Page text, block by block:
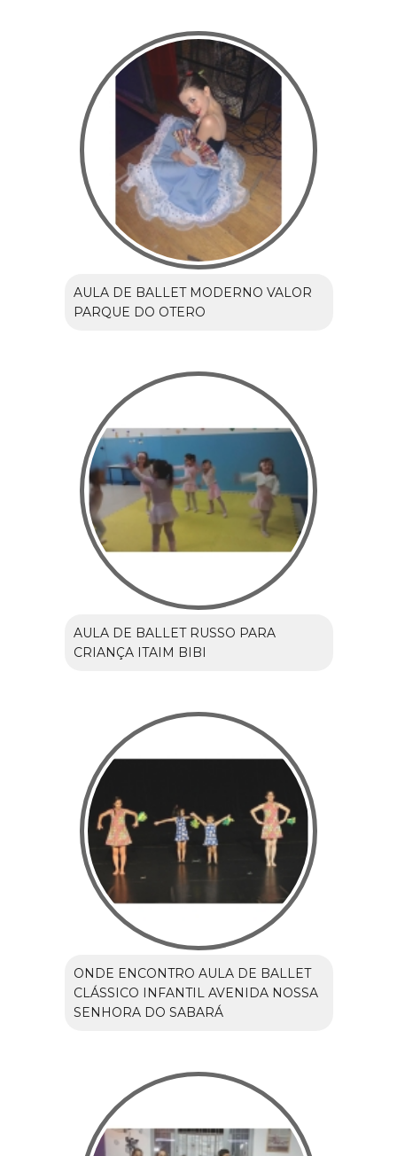
AULA DE BALLET MODERNO VALOR
PARQUE DO OTERO
AULA DE BALLET RUSSO PARA
CRIANÇA ITAIM BIBI
ONDE ENCONTRO AULA DE BALLET
CLÁSSICO INFANTIL AVENIDA NOSSA
SENHORA DO SABARÁ